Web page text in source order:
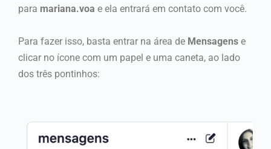
para mariana.voa e ela entrará em contato com você.
Para fazer isso, basta entrar na área de Mensagens e
clicar no ícone com um papel e uma caneta, ao lado
dos três pontinhos: